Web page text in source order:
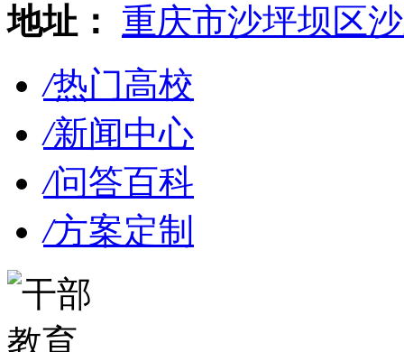
地址：
重庆市沙坪坝区
/热门高校
/新闻中心
/问答百科
/方案定制